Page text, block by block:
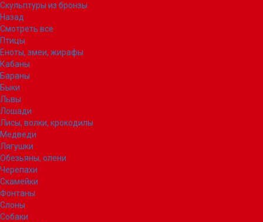
Скульптуры из бронзы
Назад
Смотреть все
Птицы
Еноты, змеи, жирафы
Кабаны
Бараны
Быки
Львы
Лошади
Лисы, волки, крокодилы
Медведи
Лягушки
Обезьяны, олени
Черепахи
Скамейки
Фонтаны
Слоны
Собаки